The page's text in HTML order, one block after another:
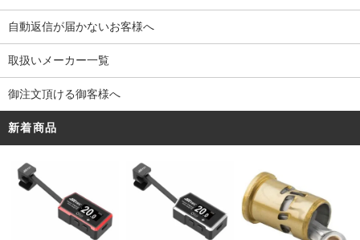
自動返信が届かないお客様へ
取扱いメーカー一覧
御注文頂ける御客様へ
新着商品